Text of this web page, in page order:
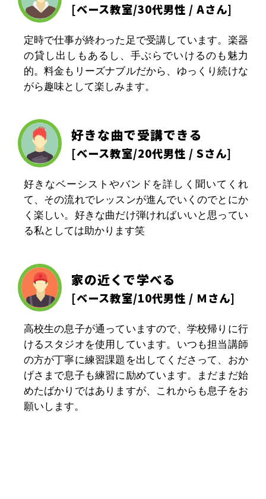
[ベース教室/30代男性 / Aさん]
定時で仕事が終わった足で受講しています。楽器
の貸し出しもあるし、手ぶらでいけるのも魅力
的。料金もリーズナブルだから、ゆっくり続けな
がら趣味として楽しみます。
好きな曲で受講できる
[ベース教室/20代男性 / Sさん]
好きなベーシストやバンドを詳しく聞いてくれ
て、その流れでレッスンが進んでいくのでとにか
く楽しい。好きな曲だけ弾ければいいと思ってい
る私としては助かります笑
家の近くで学べる
[ベース教室/10代男性 / Ｍさん]
高校生の息子が通っていますので、学校帰りに行
けるスタジオを使用しています。いつも担当講師
の方が丁寧に練習課題を出してくださって、おか
げさまで息子も練習に励めています。まだまだ始
めたばかりではありますが、これからも息子をお
願いします。